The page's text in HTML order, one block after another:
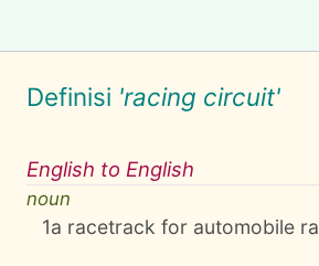
Definisi 'racing circuit'
English to English
noun
1a racetrack for automobile